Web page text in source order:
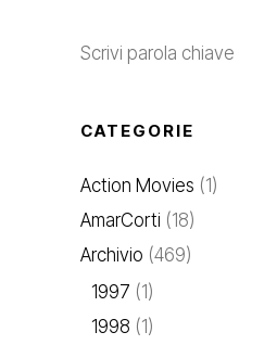
CATEGORIE
Action Movies (1)
AmarCorti (18)
Archivio (469)
1997 (1)
1998 (1)